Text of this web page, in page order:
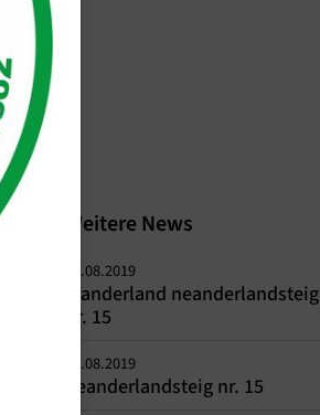
Weitere News
21.08.2019
Wanderland neanderlandsteig
nr. 15
21.08.2019
neanderlandsteig nr. 15